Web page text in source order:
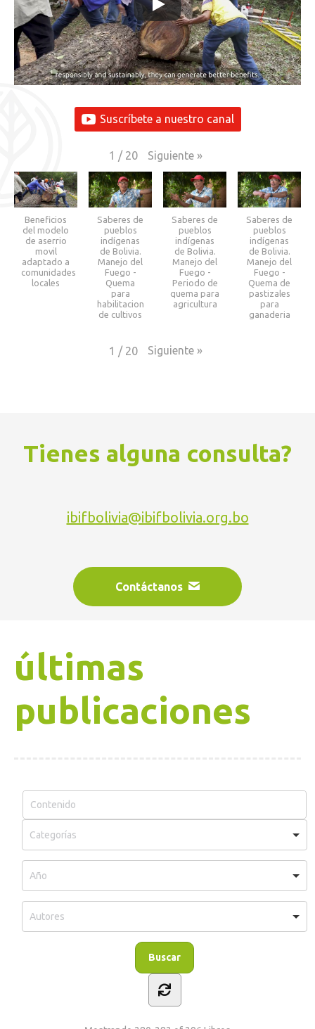
Suscríbete a nuestro canal
1 / 20 Siguiente »
Beneficios
del modelo
de aserrio
movil
adaptado a
comunidades
locales
Saberes de
pueblos
indígenas
de Bolivia.
Manejo del
Fuego -
Quema
para
habilitacion
de cultivos
Saberes de
pueblos
indígenas
de Bolivia.
Manejo del
Fuego -
Periodo de
quema para
agricultura
Saberes de
pueblos
indígenas
de Bolivia.
Manejo del
Fuego -
Quema de
pastizales
para
ganaderia
1 / 20 Siguiente »
Tienes alguna consulta?
ibifbolivia@ibifbolivia.org.bo
Contáctanos
últimas
publicaciones